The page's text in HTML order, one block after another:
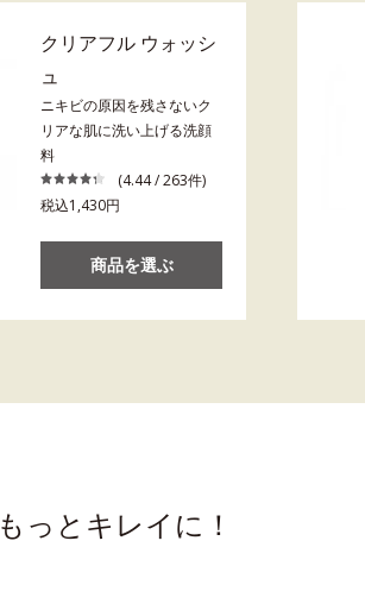
クリアフル ウォッシ
ュ
ニキビの原因を残さないク
リアな肌に洗い上げる洗顔
料
(4.44 / 263件)
税込1,430円
商品を選ぶ
っとキレイに！